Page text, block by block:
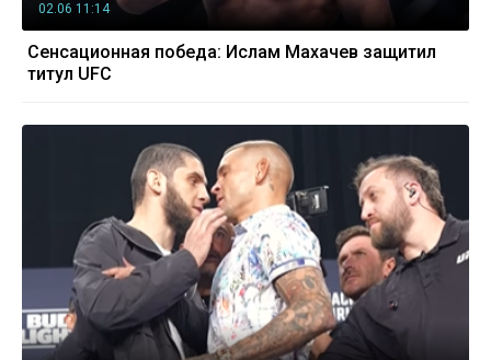
02.06 11:14
Сенсационная победа: Ислам Махачев защитил
титул UFC